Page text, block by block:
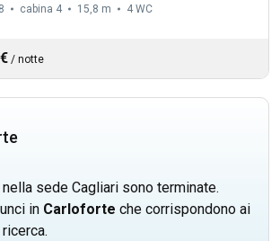
cabina 4 15,8 m 4 WC
/ notte
sede Cagliari sono terminate.
in Carloforte che corrispondono ai